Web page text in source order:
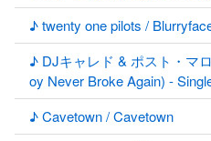
♪ twenty one pilots /
♪ DJキャレド & ポスト・マ
oy Never Broke Again) -
♪ Cavetown / Cavetown